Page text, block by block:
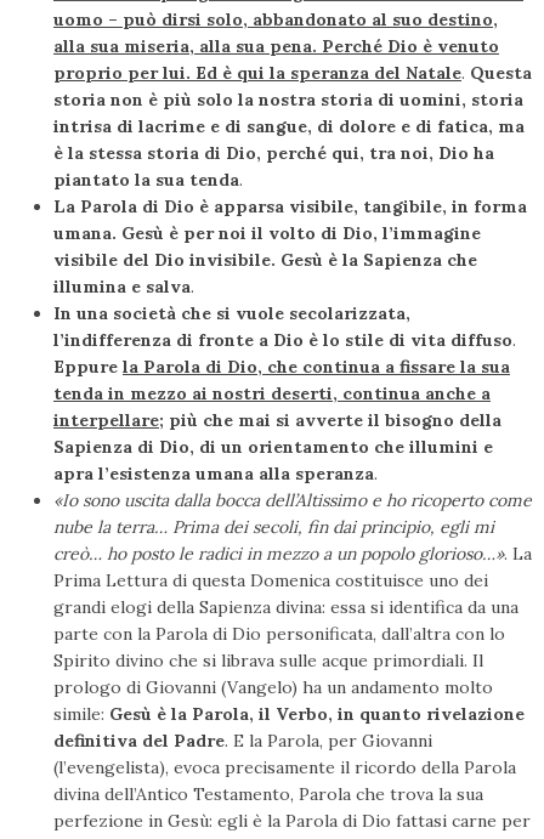
uomo – può dirsi solo, abbandonato al suo destino,
alla sua miseria, alla sua pena. Perché Dio è venuto
proprio per lui. Ed è qui la speranza del Natale. Questa
storia non è più solo la nostra storia di uomini, storia
intrisa di lacrime e di sangue, di dolore e di fatica, ma
è la stessa storia di Dio, perché qui, tra noi, Dio ha
piantato la sua tenda.
La Parola di Dio è apparsa visibile, tangibile, in forma
umana. Ge­sù è per noi il volto di Dio, l’immagine
visibile del Dio invisibile. Gesù è la Sapienza che
illumina e salva.
In una società che si vuole secolarizzata,
l’indifferenza di fronte a Dio è lo stile di vita diffuso.
Eppure la Parola di Dio, che continua a fissare la sua
tenda in mezzo ai nostri deserti, continua anche a
interpellare; più che mai si avverte il bisogno della
Sapienza di Dio, di un orientamento che illumini e
apra l’esistenza umana alla speranza.
«Io sono uscita dalla bocca dell’Altissimo e ho ricoperto come
nube la terra… Prima dei secoli, fin dai principio, egli mi
creò… ho posto le radici in mezzo a un popolo glorioso…». La
Prima Lettura di questa Domenica costituisce uno dei
grandi elogi della Sapienza divina: essa si identifica da una
parte con la Parola di Dio personificata, dall’altra con lo
Spirito divino che si librava sulle acque primordiali. Il
prologo di Giovanni (Vangelo) ha un andamento molto
simile: Gesù è la Parola, il Verbo, in quanto rivelazione
definitiva del Padre. E la Parola, per Giovanni
(l’evengelista), evoca precisamente il ricordo della Parola
divina dell’Antico Testamento, Parola che trova la sua
perfezione in Gesù: egli è la Parola di Dio fattasi carne per